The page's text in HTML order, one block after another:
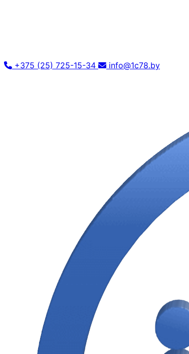
+375 (25) 725-15-34 info@1c78.by